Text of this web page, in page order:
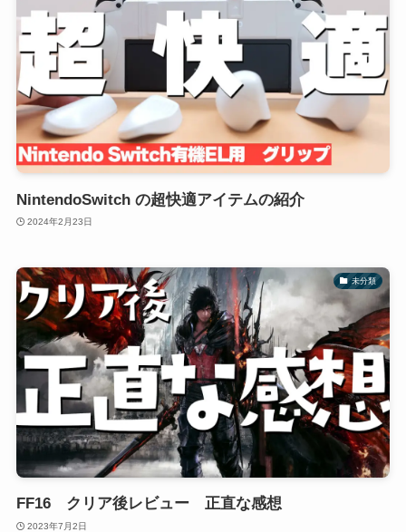
NintendoSwitch の超快適アイテムの紹介
2024年2月23日
未分類
FF16 クリア後レビュー 正直な感想
2023年7月2日